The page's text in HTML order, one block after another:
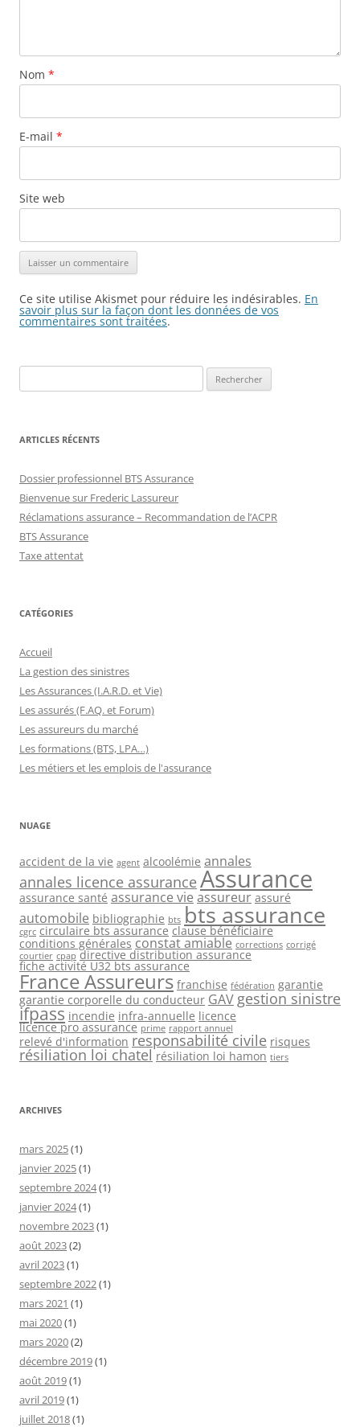
Nom *
E-mail *
Site web
Ce site utilise Akismet pour réduire les indésirables. En
savoir plus sur la façon dont les données de vos
commentaires sont traitées.
ARTICLES RÉCENTS
Dossier professionnel BTS Assurance
Bienvenue sur Frederic Lassureur
Réclamations assurance – Recommandation de l’ACPR
BTS Assurance
Taxe attentat
CATÉGORIES
Accueil
La gestion des sinistres
Les Assurances (I.A.R.D. et Vie)
Les assurés (F.AQ. et Forum)
Les assureurs du marché
Les formations (BTS, LPA…)
Les métiers et les emplois de l'assurance
NUAGE
accident de la vie agent alcoolémie annales
annales licence assurance Assurance
assurance santé assurance vie assureur assuré
automobile bibliographie bts bts assurance
cgrc circulaire bts assurance clause bénéficiaire
conditions générales constat amiable corrections corrigé
courtier cpap directive distribution assurance
fiche activité U32 bts assurance
France Assureurs franchise fédération garantie
garantie corporelle du conducteur GAV gestion sinistre
ifpass incendie infra-annuelle licence
licence pro assurance prime rapport annuel
relevé d'information responsabilité civile risques
résiliation loi chatel résiliation loi hamon tiers
ARCHIVES
mars 2025(1)
janvier 2025(1)
septembre 2024(1)
janvier 2024(1)
novembre 2023(1)
août 2023(2)
avril 2023(1)
septembre 2022(1)
mars 2021 (1)
mai 2020(1)
mars 2020(2)
décembre 2019(1)
août 2019(1)
avril 2019(1)
juillet 2018(1)